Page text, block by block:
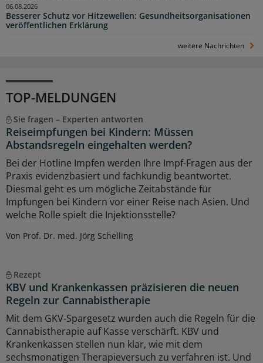
Besserer Schutz vor Hitzewellen: Gesundheitsorganisationen
veröffentlichen Erklärung
06.08.2026
weitere Nachrichten
TOP-MELDUNGEN
Sie fragen – Experten antworten
Reiseimpfungen bei Kindern: Müssen
Abstandsregeln eingehalten werden?
Bei der Hotline Impfen werden Ihre Impf-Fragen aus der
Praxis evidenzbasiert und fachkundig beantwortet.
Diesmal geht es um mögliche Zeitabstände für
Impfungen bei Kindern vor einer Reise nach Asien. Und
welche Rolle spielt die Injektionsstelle?
Von Prof. Dr. med. Jörg Schelling
Rezept
KBV und Krankenkassen präzisieren die neuen
Regeln zur Cannabistherapie
Mit dem GKV-Spargesetz wurden auch die Regeln für die
Cannabistherapie auf Kasse verschärft. KBV und
Krankenkassen stellen nun klar, wie mit dem
sechsmonatigen Therapieversuch zu verfahren ist. Und